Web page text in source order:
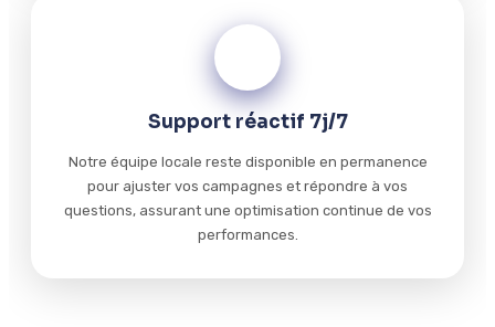
Support réactif 7j/7
Notre équipe locale reste disponible en permanence
pour ajuster vos campagnes et répondre à vos
questions, assurant une optimisation continue de vos
performances.